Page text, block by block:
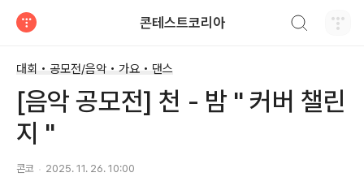
콘테스트코리아
대회 • 공모전/음악 • 가요 • 댄스
[음악 공모전] 천 - 밤 " 커버 챌린
지 "
콘코 2025. 11. 26. 10:00